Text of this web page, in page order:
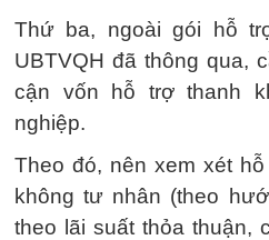
Thứ ba, ngoài gói hỗ
UBTVQH đã thông qua,
cận vốn hỗ trợ thanh
nghiệp.
Theo đó, nên xem xét
không tư nhân (theo
theo lãi suất thỏa thuận,